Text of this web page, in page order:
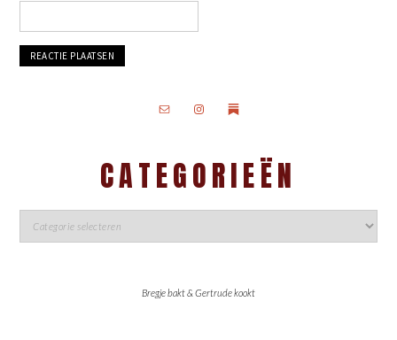
CATEGORIEËN
Bregje bakt & Gertrude kookt